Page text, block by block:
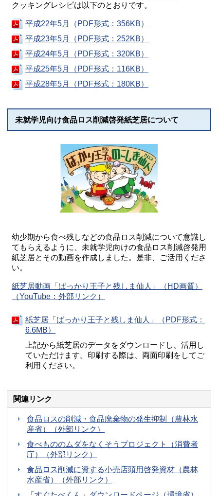
クッキングレシピは以下のとおりです。
平成22年5月（PDF形式：356KB）
平成23年5月（PDF形式：252KB）
平成24年5月（PDF形式：320KB）
平成25年5月（PDF形式：116KB）
平成28年5月（PDF形式：180KB）
未就学児向け食品ロス削減啓発紙芝居について
幼少期から食べ残しなどの食品ロス削減について意識し
てもらえるように、未就学児向けの食品ロス削減啓発用
紙芝居とその動画を作成しました。是非、ご活用くださ
い。
紙芝居動画「ばっかり王子と残しま仙人」（HD画質）
（YouTube：外部リンク）
紙芝居「ばっかり王子と残しま仙人」（PDF形式：
6.6MB）
上記から紙芝居のデータをダウンロードし、活用し
ていただけます。印刷する際は、両面印刷をしてご
利用ください。
関連リンク
食品ロスの削減・食品廃棄物の発生抑制（農林水
産省）（外部リンク）
食べもののムダをなくそうプロジェクト（消費者
庁）（外部リンク）
食品ロス削減に資する小売店頭用啓発資材（農林
水産省）（外部リンク）